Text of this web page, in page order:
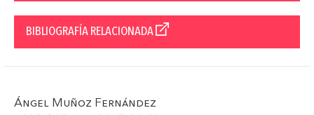
BIBLIOGRAFÍA RELACIONADA
Ángel Muñoz Fernández